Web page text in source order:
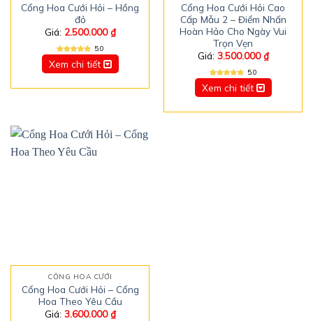
Cổng Hoa Cưới Hỏi – Hồng
đỏ
Giá: 2.500.000₫
5.0
Xem chi tiết
Cổng Hoa Cưới Hỏi Cao
Cấp Mẫu 2 – Điểm Nhấn
Hoàn Hảo Cho Ngày Vui
Trọn Vẹn
Giá: 3.500.000₫
5.0
Xem chi tiết
CỔNG HOA CƯỚI
Cổng Hoa Cưới Hỏi – Cổng
Hoa Theo Yêu Cầu
Giá: 3.600.000₫